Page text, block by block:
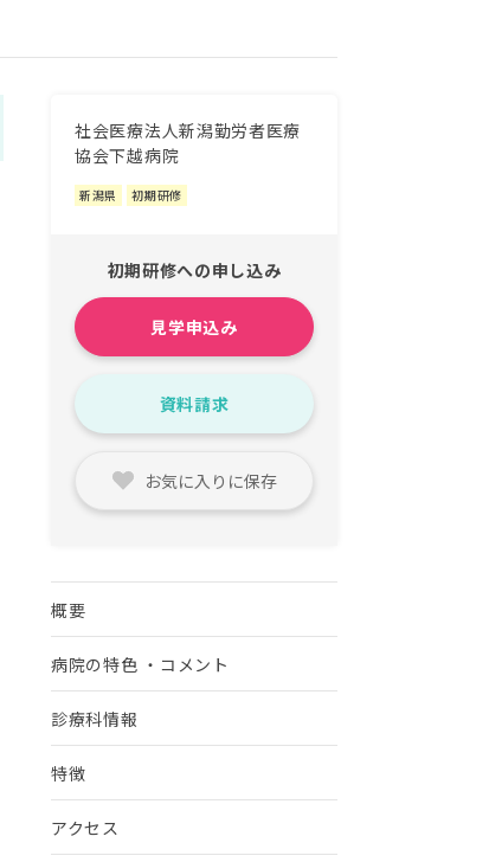
社会医療法人新潟勤労者医療
協会下越病院
新潟県 初期研修
初期研修への申し込み
見学申込み
資料請求
お気に入りに保存
概要
病院の特色 ・コメント
診療科情報
特徴
アクセス